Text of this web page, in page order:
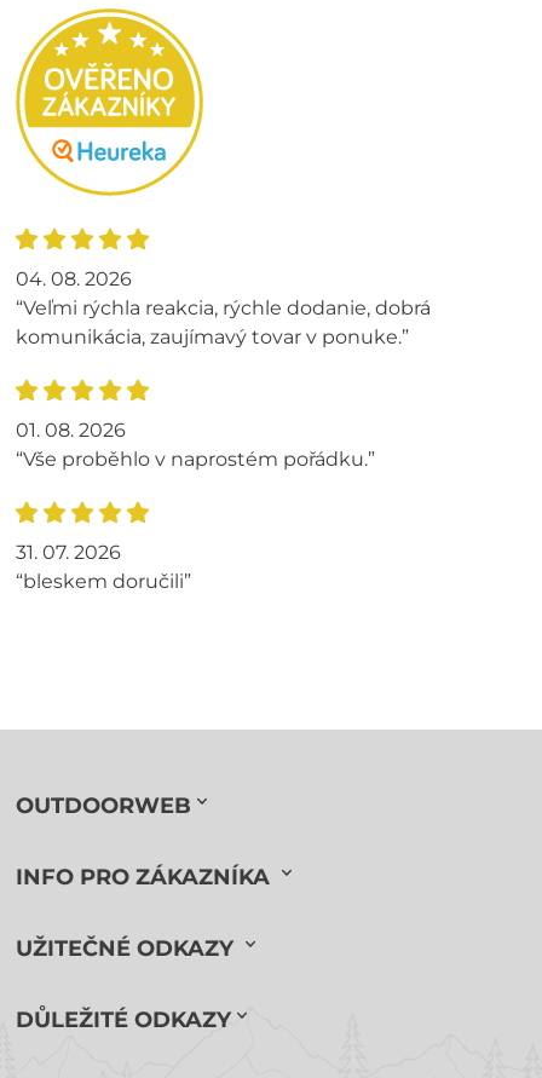
04. 08. 2026
“Veľmi rýchla reakcia, rýchle dodanie, dobrá
komunikácia, zaujímavý tovar v ponuke.”
01. 08. 2026
“Vše proběhlo v naprostém pořádku.”
31. 07. 2026
“bleskem doručili”
OUTDOORWEB
INFO PRO ZÁKAZNÍKA
UŽITEČNÉ ODKAZY
DŮLEŽITÉ ODKAZY